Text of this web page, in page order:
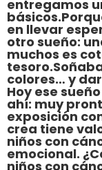
entregamos
en llevar
otro sueño:
muchos es
colores… y
Hoy ese
ahí: muy
exposición
crea tiene
niños con
emocional.
niños con